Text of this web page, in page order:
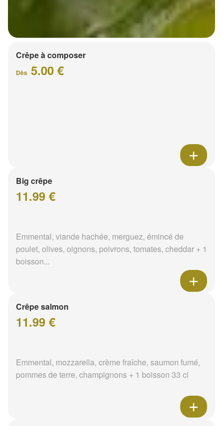
Crêpe à composer
Dès 5.00 €
Big crêpe
11.99 €
Emmental, viande hachée, merguez, émincé de
poulet, olives, oignons, poivrons, tomates, cheddar + 1
boisson...
Crêpe salmon
11.99 €
Emmental, mozzarella, crème fraîche, saumon fumé,
pommes de terre, champignons + 1 boisson 33 cl